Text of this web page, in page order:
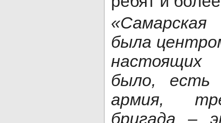
была
было,
армия,
бригада –